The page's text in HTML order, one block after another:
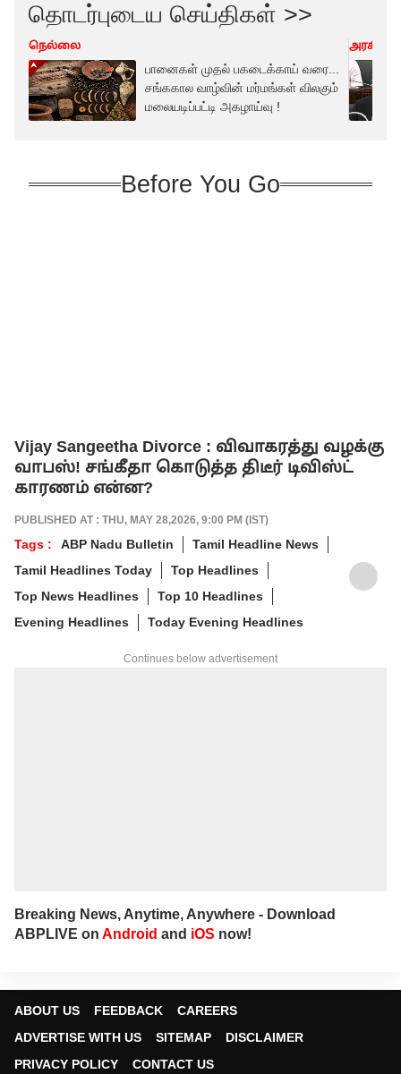
தொடர்புடைய செய்திகள் >>
நெல்லை
பானைகள் முதல் பகடைக்காய் வரை...
சங்ககால வாழ்வின் மர்மங்கள் விலகும்
மலையடிப்பட்டி அகழாய்வு !
அரசியல்
Before You Go
Vijay Sangeetha Divorce : விவாகரத்து வழக்கு
வாபஸ்! சங்கீதா கொடுத்த திடீர் டிவிஸ்ட்
காரணம் என்ன?
PUBLISHED AT : THU, MAY 28,2026, 9:00 PM (IST)
Tags : ABP Nadu Bulletin
Tamil Headline News
Tamil Headlines Today
Top Headlines
Top News Headlines
Top 10 Headlines
Evening Headlines
Today Evening Headlines
Continues below advertisement
Breaking News, Anytime, Anywhere - Download
ABPLIVE on Android and iOS now!
ABOUT US FEEDBACK
CAREERS
ADVERTISE WITH US
SITEMAP
DISCLAIMER
PRIVACY POLICY
CONTACT US